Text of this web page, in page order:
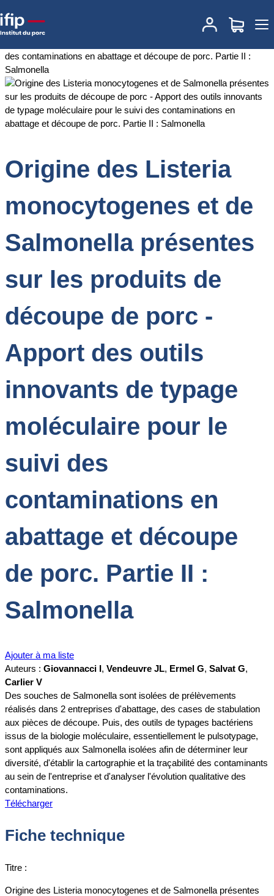
Accueil
Origine des Listeria monocytogenes et
de Salmonella présentes sur les produits de découpe de porc -
des contaminations en abattage et découpe de porc. Partie II :
Salmonella
Origine des Listeria
monocytogenes et de
Salmonella présentes
sur les produits de
découpe de porc -
Apport des outils
innovants de typage
moléculaire pour le
suivi des
contaminations en
abattage et découpe
de porc. Partie II :
Salmonella
Ajouter à ma liste
Auteurs : Giovannacci I, Vendeuvre JL, Ermel G, Salvat G,
Carlier V
Des souches de Salmonella sont isolées de prélèvements
réalisés dans 2 entreprises d'abattage, des cases de stabulation
aux pièces de découpe. Puis, des outils de typages bactériens
issus de la biologie moléculaire, essentiellement le pulsotypage,
sont appliqués aux Salmonella isolées afin de déterminer leur
diversité, d'établir la cartographie et la traçabilité des contaminants
au sein de l'entreprise et d'analyser l'évolution qualitative des
contaminations.
Télécharger
Fiche technique
Titre :
Origine des Listeria monocytogenes et de Salmonella présentes